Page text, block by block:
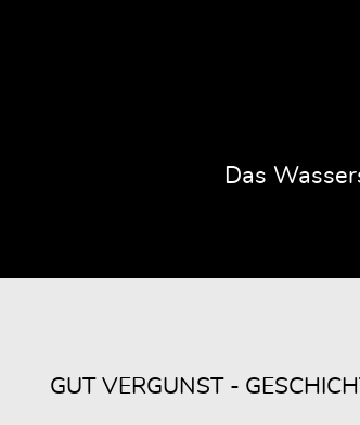
Das
GUT VERGUNST -